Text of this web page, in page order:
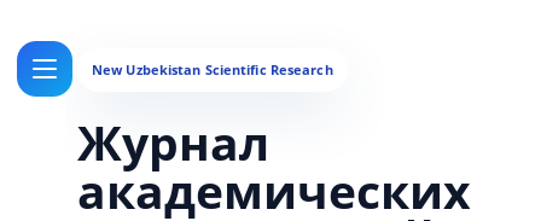
Журнал
академических